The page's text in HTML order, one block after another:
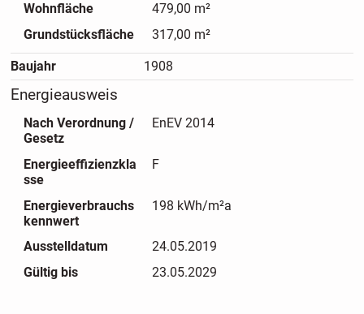
Hausmeister-Service kümmert sich in Zusammenarbeit mit
der erfahrenen Hausverwaltung um alle Belange dieser
Liegenschaft.
Investieren Sie klug, schlafen Sie ruhig!
Wohnfläche
479,00 m²
Grundstücksfläche
317,00 m²
Baujahr 1908
Energieausweis
Nach Verordnung /
Gesetz
EnEV 2014
Energieeffizienzkla
sse
F
Energieverbrauchs
kennwert
198 kWh/m²a
Ausstelldatum
24.05.2019
Gültig bis
23.05.2029